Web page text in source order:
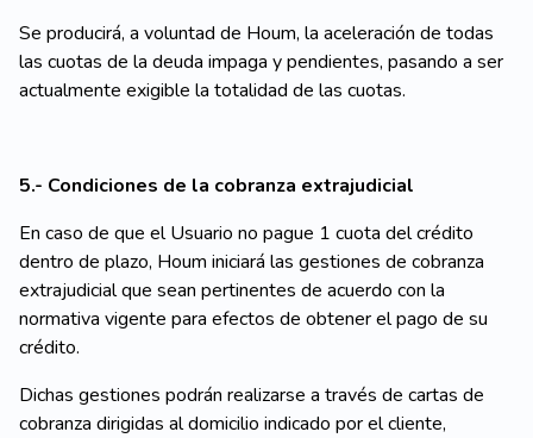
Se producirá, a voluntad de Houm, la aceleración de todas
las cuotas de la deuda impaga y pendientes, pasando a ser
actualmente exigible la totalidad de las cuotas.
5.- Condiciones de la cobranza extrajudicial
En caso de que el Usuario no pague 1 cuota del crédito
dentro de plazo, Houm iniciará las gestiones de cobranza
extrajudicial que sean pertinentes de acuerdo con la
normativa vigente para efectos de obtener el pago de su
crédito.
Dichas gestiones podrán realizarse a través de cartas de
cobranza dirigidas al domicilio indicado por el cliente,